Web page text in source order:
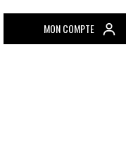
MON COMPTE